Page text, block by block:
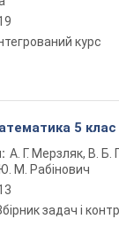
курс
5 клас
А. Г. Мерзляк, В. Б.
М. Рабінович
задач і